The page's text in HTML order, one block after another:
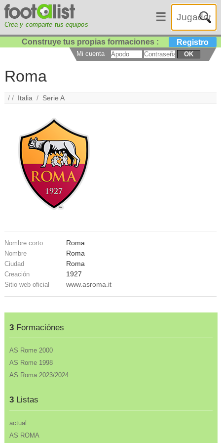
Crea y comparte tus equipos
☰
Construye tus propias formaciones : Registro
Mi cuenta OK
Roma
/ / Italia / Serie A
Nombre corto Roma
Nombre Roma
Ciudad Roma
Creación 1927
Sitio web oficial www.asroma.it
3Formaciónes
AS Rome 2000
AS Rome 1998
AS Roma 2023/2024
3Listas
actual
AS ROMA